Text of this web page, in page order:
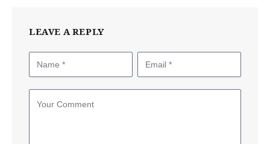
LEAVE A REPLY